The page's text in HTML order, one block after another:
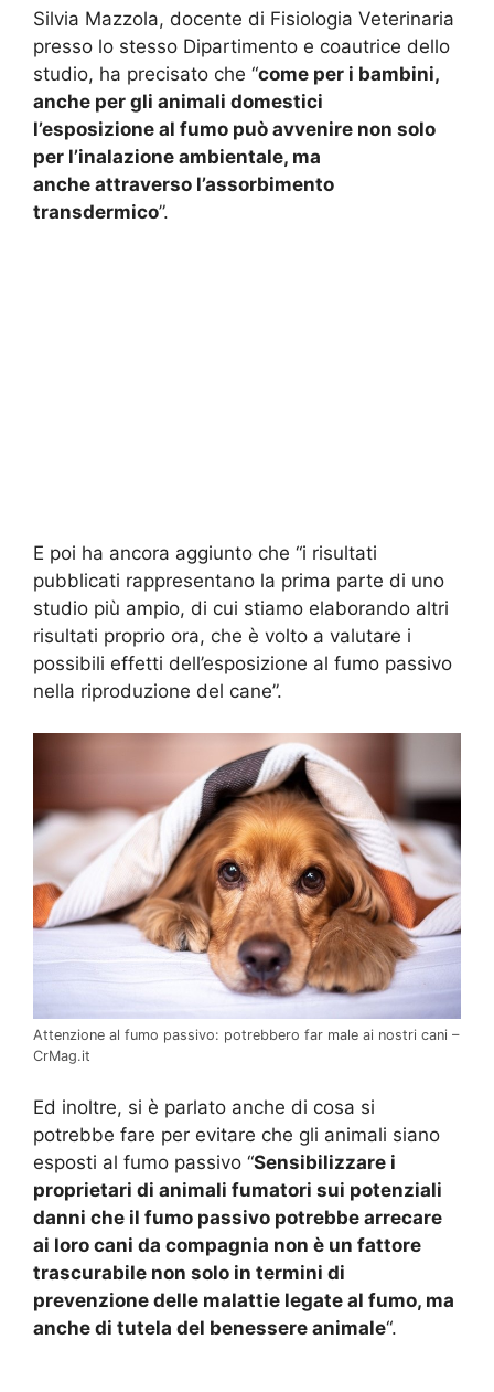
Silvia Mazzola, docente di Fisiologia Veterinaria
presso lo stesso Dipartimento e coautrice dello
studio, ha precisato che “come per i bambini,
anche per gli animali domestici
l’esposizione al fumo può avvenire non solo
per l’inalazione ambientale, ma
anche attraverso l’assorbimento
transdermico”.
E poi ha ancora aggiunto che “i risultati
pubblicati rappresentano la prima parte di uno
studio più ampio, di cui stiamo elaborando altri
risultati proprio ora, che è volto a valutare i
possibili effetti dell’esposizione al fumo passivo
nella riproduzione del cane”.
Attenzione al fumo passivo: potrebbero far male ai nostri cani –
CrMag.it
Ed inoltre, si è parlato anche di cosa si
potrebbe fare per evitare che gli animali siano
esposti al fumo passivo “Sensibilizzare i
proprietari di animali fumatori sui potenziali
danni che il fumo passivo potrebbe arrecare
ai loro cani da compagnia non è un fattore
trascurabile non solo in termini di
prevenzione delle malattie legate al fumo, ma
anche di tutela del benessere animale“.